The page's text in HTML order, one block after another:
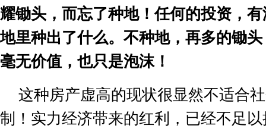
耀锄头，而忘了种地！任何的投资，
地里种出了什么。不种地，再多的锄
毫无价值，也只是泡沫！
这种房产虚高的现状很显然不适合
制！实力经济带来的红利，已经不足